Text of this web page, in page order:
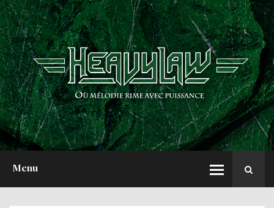
Menu
ACCUEIL
NEWS
CHRONIQUES
INTERVIEWS
REPORTS
A PROPOS